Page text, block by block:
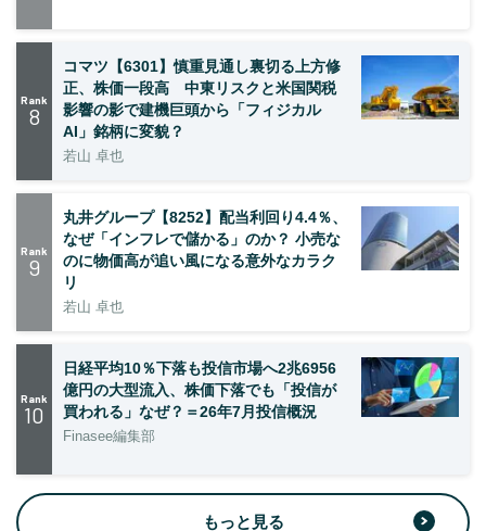
Rank
8
コマツ【6301】慎重見通し裏切る上方修
正、株価一段高 中東リスクと米国関税
影響の影で建機巨頭から「フィジカル
AI」銘柄に変貌？
若山 卓也
Rank
9
丸井グループ【8252】配当利回り4.4％、
なぜ「インフレで儲かる」のか？ 小売な
のに物価高が追い風になる意外なカラク
リ
若山 卓也
Rank
10
日経平均10％下落も投信市場へ2兆6956
億円の大型流入、株価下落でも「投信が
買われる」なぜ？＝26年7月投信概況
Finasee編集部
もっと見る